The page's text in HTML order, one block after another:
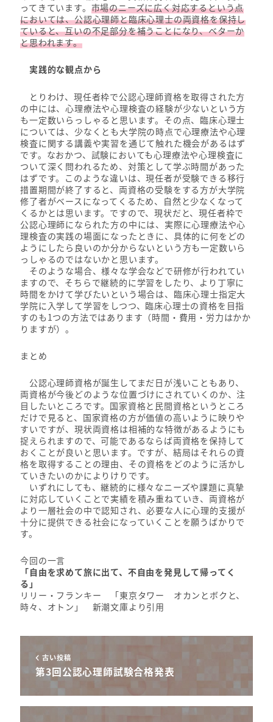
ってきています。 市場のニーズに広く対応するという点
においては、公認心理師と臨床心理士の両資格を保持し
ていると、互いの不足部分を補うことになり、ベターか
と思われます。
実践的な観点から
とりわけ、現任者枠で公認心理師資格を取得された方
の中には、心理療法や心理検査の経験が少ないという方
も一定数いらっしゃると思います。その点、臨床心理士
については、少なくとも大学院の時点で心理療法や心理
検査に関する講義や実習を通じて触れた機会があるはず
です。なおかつ、試験においても心理療法や心理検査に
ついて深く問われるため、対策として学ぶ時間があった
はずです。このような違いは、現任者が受験できる移行
措置期間が終了すると、両資格の受験をする方が大学院
修了者がベースになってくるため、自然と少なくなって
くるかとは思います。ですので、現状だと、現任者枠で
公認心理師になられた方の中には、実際に心理療法や心
理検査の実践の場面になったときに、具体的に何をどの
ようにしたら良いのか分からないという方も一定数いら
っしゃるのではないかと思います。
そのような場合、様々な学会などで研修が行われてい
ますので、そちらで継続的に学習をしたり、より丁寧に
時間をかけて学びたいという場合は、臨床心理士指定大
学院に入学して学習をしつつ、臨床心理士の資格を目指
すのも1つの方法ではあります（時間・費用・労力はかか
りますが）。
まとめ
公認心理師資格が誕生してまだ日が浅いこともあり、
両資格が今後どのような位置づけにされていくのか、注
目したいところです。国家資格と民間資格というところ
だけで見ると、国家資格の方が価値の高いように映りや
すいですが、現状両資格は相補的な特徴があるようにも
捉えられますので、可能であるならば両資格を保持して
おくことが良いと思います。ですが、結局はそれらの資
格を取得することの理由、その資格をどのように活かし
ていきたいのかによりけりです。
いずれにしても、継続的に様々なニーズや課題に真摯
に対応していくことで実績を積み重ねていき、両資格が
より一層社会の中で認知され、必要な人に心理的支援が
十分に提供できる社会になっていくことを願うばかりで
す。
今回の一言
「自由を求めて旅に出て、不自由を発見して帰ってく
る」
リリー・フランキー 「東京タワー オカンとボクと、
時々、オトン」 新潮文庫より引用
古い投稿
第3回公認心理師試験合格発表